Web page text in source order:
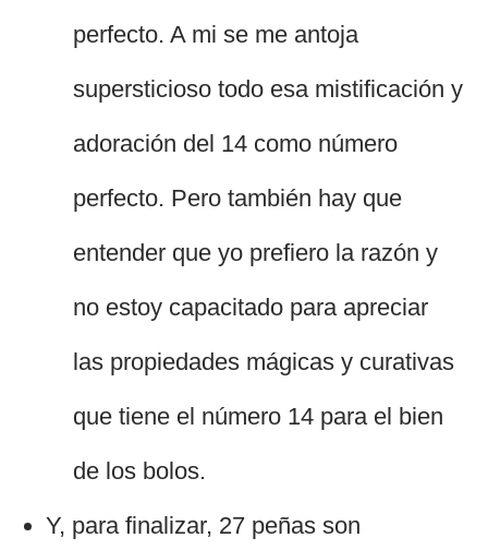
perfecto. A mi se me antoja
supersticioso todo esa mistificación y
adoración del 14 como número
perfecto. Pero también hay que
entender que yo prefiero la razón y
no estoy capacitado para apreciar
las propiedades mágicas y curativas
que tiene el número 14 para el bien
de los bolos.
Y, para finalizar, 27 peñas son